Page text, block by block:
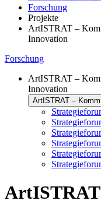
Forschung
Projekte
ArtISTRAT –
Innovation
Forschung
ArtISTRAT –
Innovation
ArtISTRAT –
ArtISTRAT